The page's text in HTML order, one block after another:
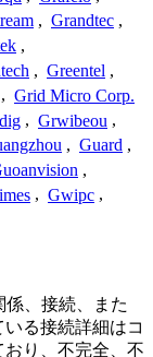
, Grandtec ,
,
, Greentel ,
, Grid Micro Corp.
, Grwibeou ,
, Guard ,
,
, Gwipc ,
係、接続、また
る接続詳細はコ
り、不完全、不